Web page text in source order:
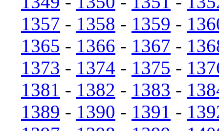
1357 - 1358 - 1359 -
1365 - 1366 - 1367 -
1373 - 1374 - 1375 -
1381 - 1382 - 1383 -
1389 - 1390 - 1391 -